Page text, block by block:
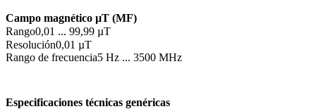
Campo magnético µT (MF)
Rango0,01 ... 99,99 µT
Resolución0,01 µT
Rango de frecuencia5 Hz ... 3500 MHz
Especificaciones técnicas genéricas